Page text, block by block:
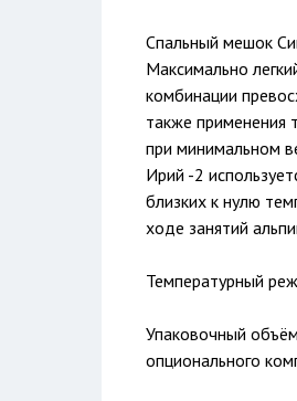
Спальный мешок
Максимально
комбинации
также применения
при минимальном
Ирий -2
близких к нулю
ходе занятий
Температурный
Упаковочный
опционального